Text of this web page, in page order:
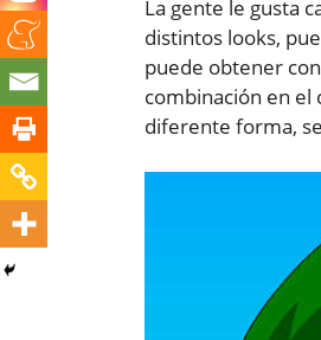
La gente le gusta
distintos looks,
puede obtener
combinación en el
diferente forma,